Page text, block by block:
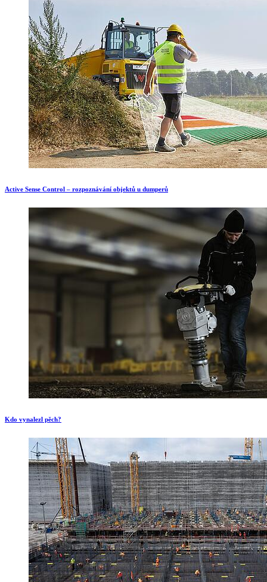
Active Sense Control – rozpoznávání objektů u dumperů
Kdo vynalezl pěch?